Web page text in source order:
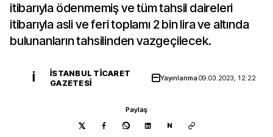
itibarıyla ödenmemiş ve tüm tahsil daireleri
itibarıyla asli ve feri toplamı 2 bin lira ve altında
bulunanların tahsilinden vazgeçilecek.
İ
İSTANBUL TICARET
GAZETESI
Yayınlanma09.03.2023, 12:22
Paylaş
N